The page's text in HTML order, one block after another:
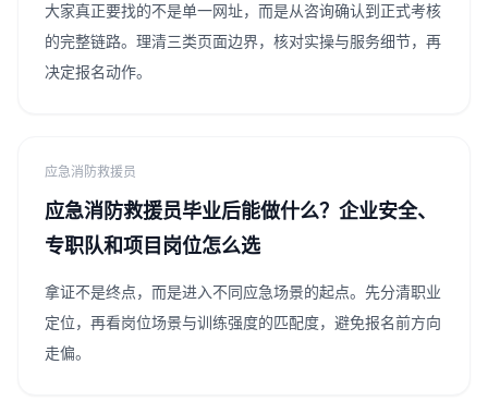
大家真正要找的不是单一网址，而是从咨询确认到正式考核
的完整链路。理清三类页面边界，核对实操与服务细节，再
决定报名动作。
应急消防救援员
应急消防救援员毕业后能做什么？企业安全、
专职队和项目岗位怎么选
拿证不是终点，而是进入不同应急场景的起点。先分清职业
定位，再看岗位场景与训练强度的匹配度，避免报名前方向
走偏。